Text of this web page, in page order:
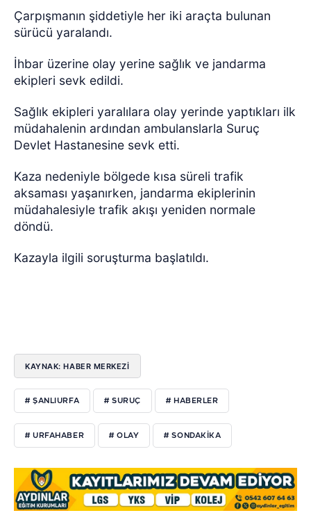
Çarpışmanın şiddetiyle her iki araçta bulunan
sürücü yaralandı.
İhbar üzerine olay yerine sağlık ve jandarma
ekipleri sevk edildi.
Sağlık ekipleri yaralılara olay yerinde yaptıkları ilk
müdahalenin ardından ambulanslarla Suruç
Devlet Hastanesine sevk etti.
Kaza nedeniyle bölgede kısa süreli trafik
aksaması yaşanırken, jandarma ekiplerinin
müdahalesiyle trafik akışı yeniden normale
döndü.
Kazayla ilgili soruşturma başlatıldı.
KAYNAK: HABER MERKEZI
# ŞANLIURFA # SURUÇ # HABERLER
# URFAHABER # OLAY # SONDAKİKA